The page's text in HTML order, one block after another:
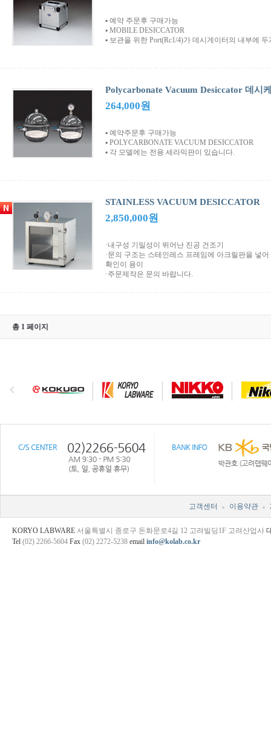
▪ 예약 주문후 구매가능
▪ MOBILE DESICCATOR
▪ 보관을 위한 Port(Rc1/4)가 데시게이터의 내부에
Polycarbonate Vacuum Desiccator 데시
264,000원
▪ 예약주문후 구매가능
▪ POLYCARBONATE VACUUM DESICCATOR
▪ 각 모델에는 전용 세라믹판이 있습니다.
STAINLESS VACUUM DESICCATOR
2,850,000원
·내구성 기밀성이 뛰어난 진공 건조기
·문의 구조는 스테인레스 프레임에 아크릴판을 넣
확인이 용이
·주문제작은 문의 바랍니다.
총 1 페이지
고객센터 이용약관
KORYO LABWARE 서울특별시 종로구 돈화문로4길 12 고려빌딩1F 고려산업사
Tel (02) 2266-5604 Fax (02) 2272-5238 email info@kolab.co.kr